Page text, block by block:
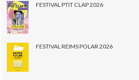
FESTIVAL PTIT CLAP 2026
FESTIVAL REIMS POLAR 2026